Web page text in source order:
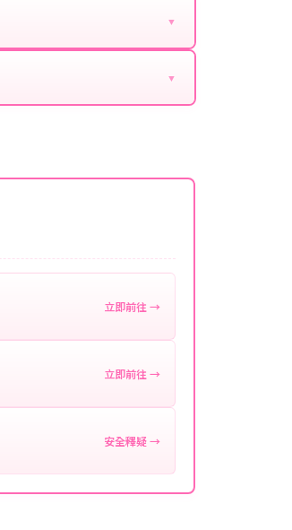
）。
您盡享遊戲樂趣！
▼
同，可以安心使用。
▼
立即前往 →
立即前往 →
安全釋疑 →